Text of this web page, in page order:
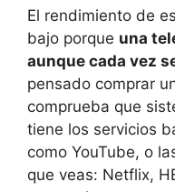
El rendimiento de
bajo porque una
aunque cada vez
pensado comprar
comprueba que
tiene los servicios
como YouTube, o
que veas: Netflix,